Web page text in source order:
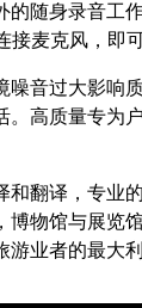
随身录音工
麦克风，即
音过大影响
。高质量专为
翻译，专业
博物馆与展览
业者的最大利